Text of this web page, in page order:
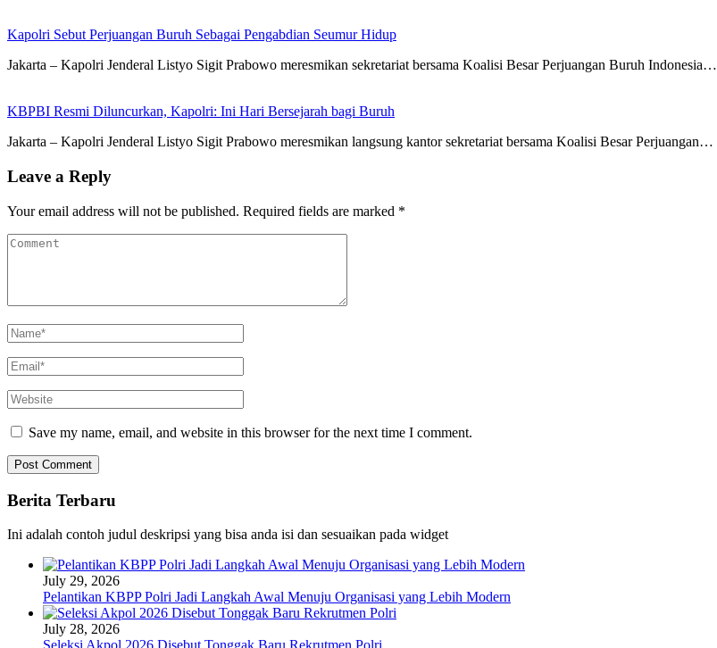
Kapolri Sebut Perjuangan Buruh Sebagai Pengabdian Seumur Hidup
Jakarta – Kapolri Jenderal Listyo Sigit Prabowo meresmikan sekretariat bersama Koalisi Besar Perjuangan Buruh Indonesia…
KBPBI Resmi Diluncurkan, Kapolri: Ini Hari Bersejarah bagi Buruh
Jakarta – Kapolri Jenderal Listyo Sigit Prabowo meresmikan langsung kantor sekretariat bersama Koalisi Besar Perjuangan…
Leave a Reply
Your email address will not be published. Required fields are marked *
Save my name, email, and website in this browser for the next time I comment.
Berita Terbaru
Ini adalah contoh judul deskripsi yang bisa anda isi dan sesuaikan pada widget
July 29, 2026
Pelantikan KBPP Polri Jadi Langkah Awal Menuju Organisasi yang Lebih Modern
July 28, 2026